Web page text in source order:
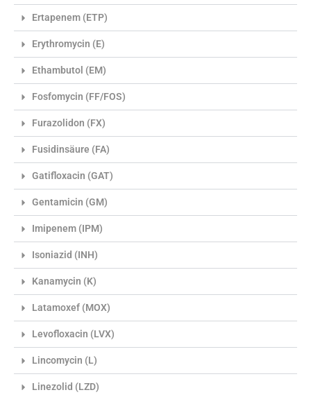
Ertapenem (ETP)
Erythromycin (E)
Ethambutol (EM)
Fosfomycin (FF/FOS)
Furazolidon (FX)
Fusidinsäure (FA)
Gatifloxacin (GAT)
Gentamicin (GM)
Imipenem (IPM)
Isoniazid (INH)
Kanamycin (K)
Latamoxef (MOX)
Levofloxacin (LVX)
Lincomycin (L)
Linezolid (LZD)